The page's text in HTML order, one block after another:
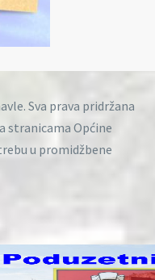
Sva prava pridržana
stranicama Općine
u promidžbene